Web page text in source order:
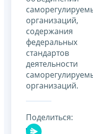
организаций,
содержания
федеральных
стандартов
деятельности
организаций.
Поделиться: